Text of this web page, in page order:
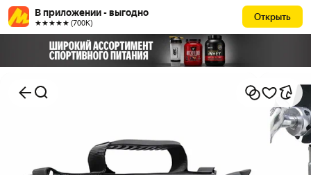
В приложении - выгодно
★★★★★ (700К)
Открыть